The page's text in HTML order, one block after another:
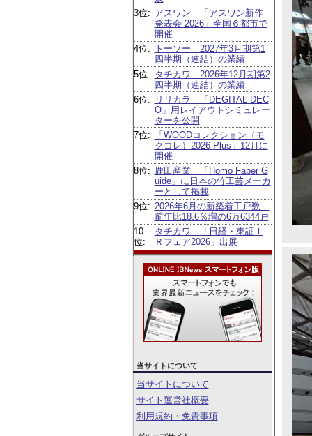
3位: アスワン 「アスワン新作
発表会 2026」全国６都市で
開催
4位:
トーソー 2027年3月期第1
四半期（連結）の業績
5位: タチカワ 2026年12月期第2
四半期（連結）の業績
6位:
リリカラ 「DEGITAL DEC
O」用レイアウトシミュレー
ターを公開
7位:
「WOODコレクション（モ
クコレ）2026 Plus」12月に
開催
8位: 鹿田産業 「Homo Faber G
uide」に日本の竹工芸メーカ
ーとして掲載
9位: 2026年6月の新築着工戸数
前年比18.6％増の6万6344戸
10
位:
タチカワ 「日経・東証Ｉ
Ｒフェア2026」出展
当サイトについて
当サイトについて
サイト運営社概要
利用規約・免責事項